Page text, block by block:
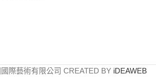
際藝術有限公司 CREATED BY iDEAWEB